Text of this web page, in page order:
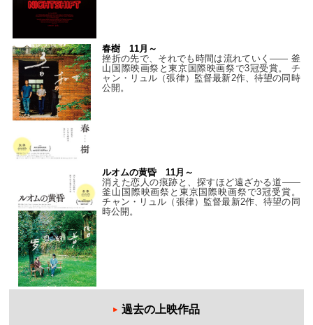
春樹 11月～
挫折の先で、それでも時間は流れていく—— 釜
山国際映画祭と東京国際映画祭で3冠受賞。 チ
ャン・リュル（張律）監督最新2作、待望の同時
公開。
ルオムの黄昏 11月～
消えた恋人の痕跡と、探すほど遠ざかる道——
釜山国際映画祭と東京国際映画祭で3冠受賞。
チャン・リュル（張律）監督最新2作、待望の同
時公開。
過去の上映作品